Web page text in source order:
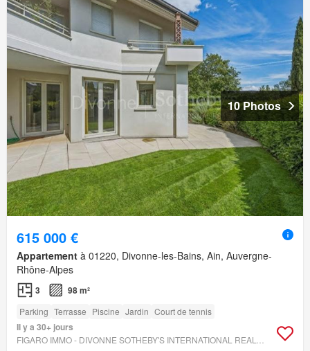
10 Photos
615 000 €
Appartement à 01220, Divonne-les-Bains, Ain, Auvergne-
Rhône-Alpes
3 98 m²
Parking Terrasse Piscine Jardin Court de tennis
Il y a 30+ jours